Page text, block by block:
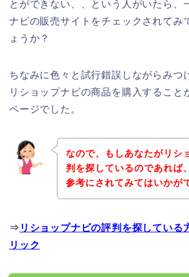
とができない、、という人がいたら、
ナビの販売サイトをチェックされてみ
ょうか？
ちなみに色々と試行錯誤しながらみつ
リショップナビの商品を購入すること
ページでした。
なので、もしあなたがリシ
判を探しているのであれば
参考にされてみてはいかが
⇒ リショップナビの評判を探している
リック